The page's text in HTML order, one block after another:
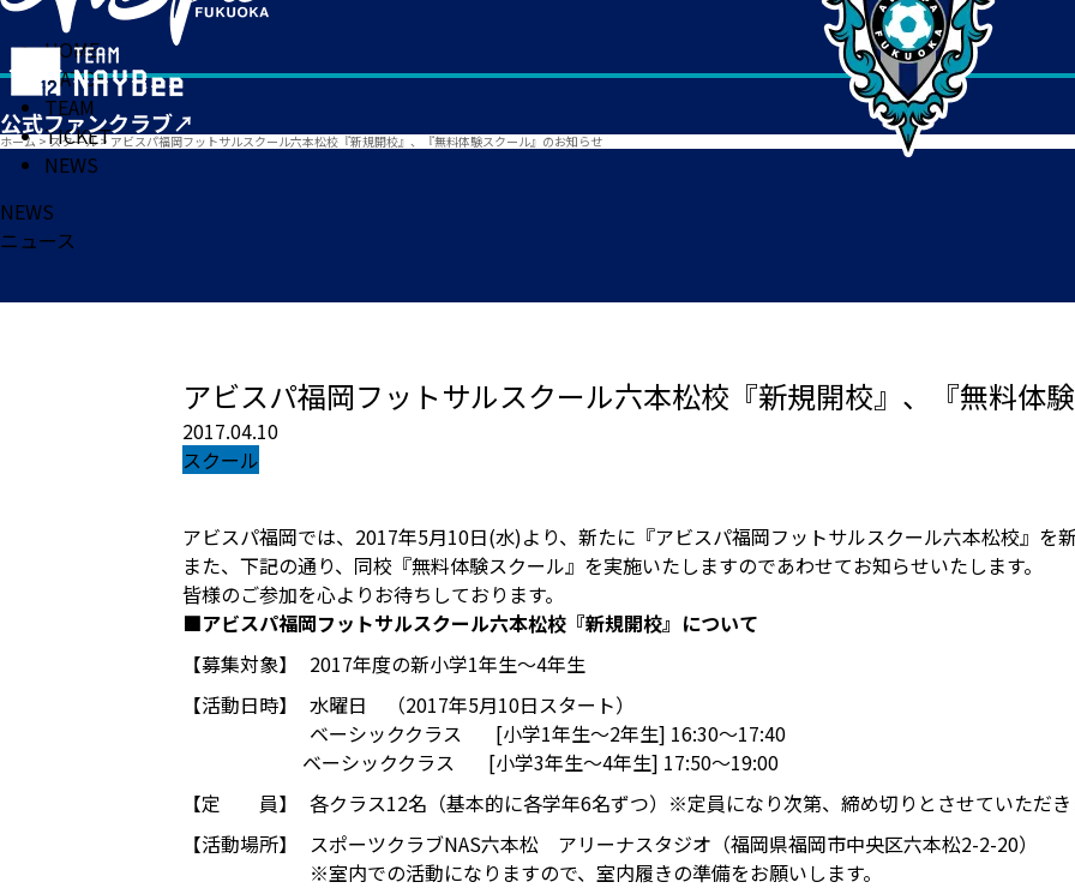
HOME
MATCH
TEAM
TICKET
NEWS
ホーム > スクール> アビスパ福岡フットサルスクール六本松校『新規開校』、『無料体験スクール』のお知らせ
NEWS
ニュース
アビスパ福岡フットサルスクール六本松校『新規開校』、『無料体
2017.04.10
スクール
アビスパ福岡では、2017年5月10日(水)より、新たに『アビスパ福岡フットサルスクール六本松校』を新
また、下記の通り、同校『無料体験スクール』を実施いたしますのであわせてお知らせいたします。
皆様のご参加を心よりお待ちしております。
■アビスパ福岡フットサルスクール六本松校『新規開校』について
【募集対象】
2017年度の新小学1年生～4年生
【活動日時】
水曜日 （2017年5月10日スタート）
ベーシッククラス [小学1年生～2年生] 16:30～17:40
ベーシッククラス [小学3年生～4年生] 17:50～19:00
【定 員】
各クラス12名（基本的に各学年6名ずつ）※定員になり次第、締め切りとさせていただき
【活動場所】
スポーツクラブNAS六本松 アリーナスタジオ（福岡県福岡市中央区六本松2-2-20）
※室内での活動になりますので、室内履きの準備をお願いします。